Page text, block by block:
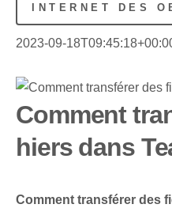
INTERNET DES
2023-09-
Comment
hiers dans
Comment transférer des